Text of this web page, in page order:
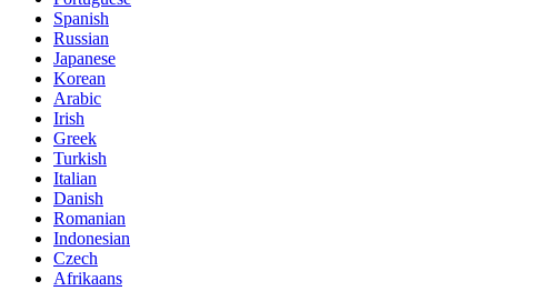
Spanish
Russian
Japanese
Korean
Arabic
Irish
Greek
Turkish
Italian
Danish
Romanian
Indonesian
Czech
Afrikaans